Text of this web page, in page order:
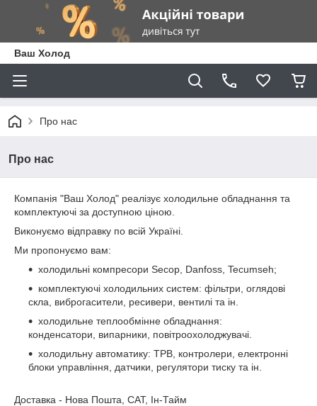
Ваш Холод
Про нас
Про нас
Компанія "Ваш Холод" реалізує холодильне обладнання та
комплектуючі за доступною ціною.
Виконуємо відправку по всій Україні.
Ми пропонуємо вам:
холодильні компресори Secop, Danfoss, Tecumseh;
комплектуючі холодильних систем: фільтри, оглядові
скла, виброгасители, ресивери, вентилі та ін.
холодильне теплообмінне обладнання:
конденсатори, випарники, повітроохолоджувачі.
холодильну автоматику: ТРВ, контролери, електронні
блоки управління, датчики, регулятори тиску та ін.
Доставка - Нова Пошта, САТ, Ін-Тайм